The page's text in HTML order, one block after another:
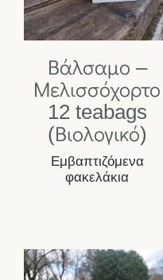
Βάλσαμο –
Μελισσόχορτο
12 teabags
(Βιολογικό)
Εμβαπτιζόμενα
φακελάκια